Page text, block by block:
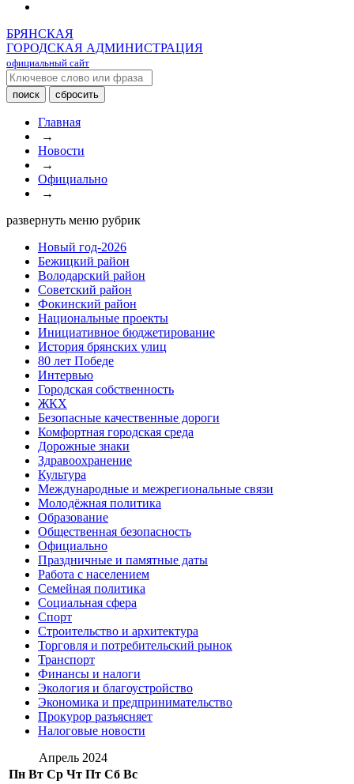
БРЯНСКАЯ
ГОРОДСКАЯ АДМИНИСТРАЦИЯ
официальный сайт
Главная
→
Новости
→
Официально
→
развернуть меню рубрик
Новый год-2026
Бежицкий район
Володарский район
Советский район
Фокинский район
Национальные проекты
Инициативное бюджетирование
История брянских улиц
80 лет Победе
Интервью
Городская собственность
ЖКХ
Безопасные качественные дороги
Комфортная городская среда
Дорожные знаки
Здравоохранение
Культура
Международные и межрегиональные связи
Молодёжная политика
Образование
Общественная безопасность
Официально
Праздничные и памятные даты
Работа с населением
Семейная политика
Социальная сфера
Спорт
Строительство и архитектура
Торговля и потребительский рынок
Транспорт
Финансы и налоги
Экология и благоустройство
Экономика и предпринимательство
Прокурор разъясняет
Налоговые новости
Апрель 2024
Пн Вт Ср Чт Пт Сб Вс